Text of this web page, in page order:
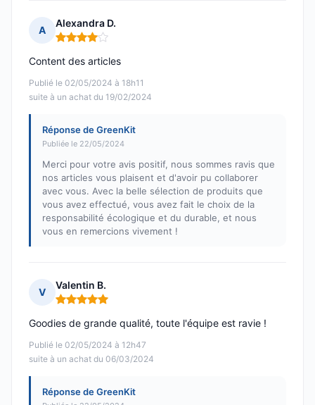
A
Alexandra D.
Note : 4 sur 5
Publié le 02/05/2024 à 18h11
suite à un achat du 19/02/2024
Content des articles
Réponse de GreenKit
Publiée le 22/05/2024
Merci pour votre avis positif, nous sommes ravis que
nos articles vous plaisent et d'avoir pu collaborer
avec vous. Avec la belle sélection de produits que
vous avez effectué, vous avez fait le choix de la
responsabilité écologique et du durable, et nous
vous en remercions vivement !
V
Valentin B.
Note : 5 sur 5
Publié le 02/05/2024 à 12h47
suite à un achat du 06/03/2024
Goodies de grande qualité, toute l'équipe est ravie !
Réponse de GreenKit